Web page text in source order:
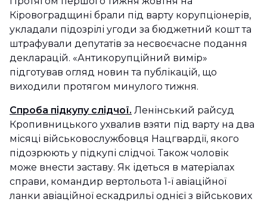
Кіровоградщині брали під варту корупціонерів,
укладали підозрілі угоди за бюджетний кошт та
штрафували депутатів за несвоєчасне подання
декларацій. «Антикорупційний вимір»
підготував огляд новин та публікацій, що
виходили протягом минулого тижня.
Спроба підкупу слідчої. Ленінський райсуд
Кропивницького ухвалив взяти під варту на два
місяці військовослужбовця Нацгвардії, якого
підозрюють у підкупі слідчої. Також чоловік
може внести заставу. Як ідеться в матеріалах
справи, командир вертольота 1-ї авіаційної
ланки авіаційної ескадрильї однієї з військових